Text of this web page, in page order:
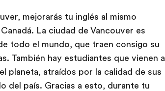
mejorarás tu inglés al mismo
La ciudad de Vancouver es
todo el mundo, que traen consigo su
También hay estudiantes que vienen a
planeta, atraídos por la calidad de sus
del país. Gracias a esto, durante tu